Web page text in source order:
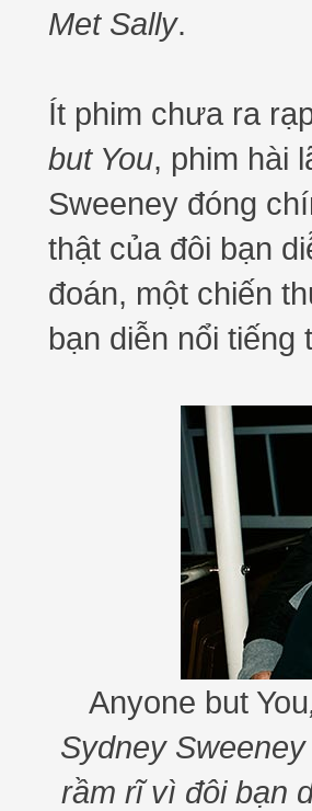
Met Sally.
Ít phim chưa ra
but You, phim hài
Sweeney đóng
thật của đôi bạn
đoán, một chiến
bạn diễn nổi
Anyone but You
Sydney
rầm rĩ vì đôi bạn